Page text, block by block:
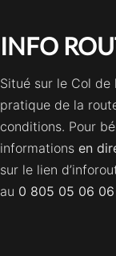
INFO
Situé sur le Col de
pratique de la
conditions. Pour
informations en
sur le lien
au 0 805 05 06 06